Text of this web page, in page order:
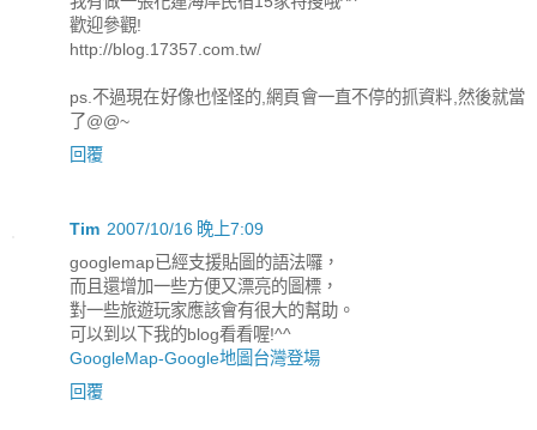
歡迎參觀!
http://blog.17357.com.tw/
ps.不過現在好像也怪怪的,網頁會一直不停的抓資料,然後就當
了@@~
回覆
Tim 2007/10/16 晚上7:09
googlemap已經支援貼圖的語法囉，
而且還增加一些方便又漂亮的圖標，
對一些旅遊玩家應該會有很大的幫助。
可以到以下我的blog看看喔!^^
GoogleMap-Google地圖台灣登場
回覆